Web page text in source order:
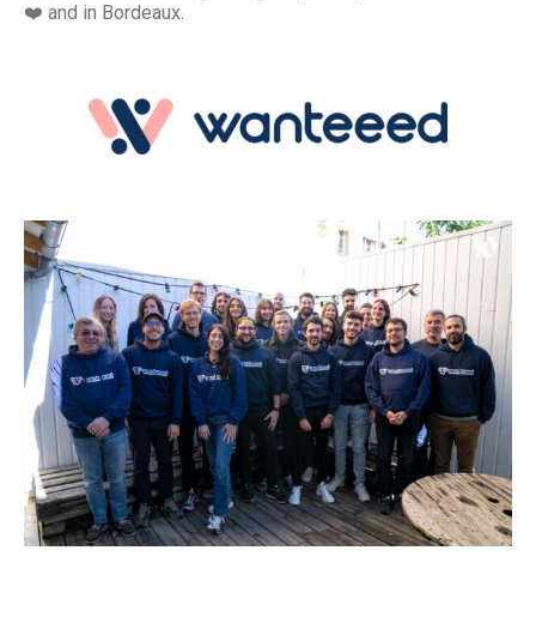
❤️ and in Bordeaux.